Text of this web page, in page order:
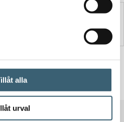
alla
urval